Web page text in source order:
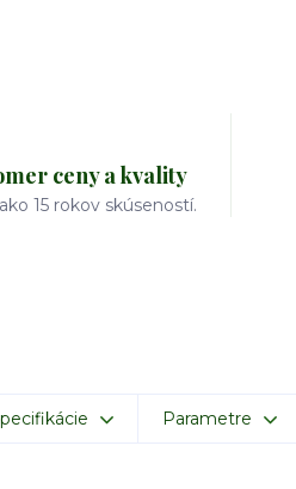
ceny a kvality
15 rokov skúseností.
Parametre